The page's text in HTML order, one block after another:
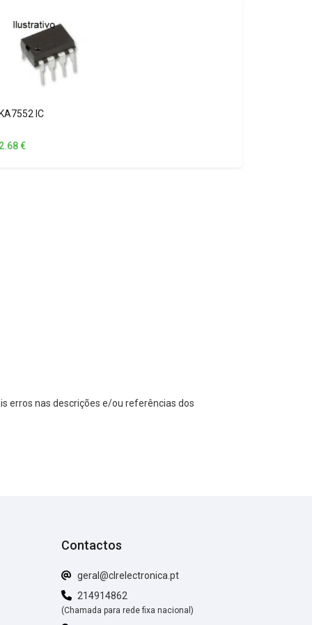
KA7552 IC
2.68€
erros nas descrições e/ou referências dos
Contactos
geral@clrelectronica.pt
214914862
(Chamada para rede fixa nacional)